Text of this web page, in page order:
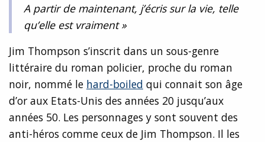
A partir de maintenant, j’écris sur la vie, telle
qu’elle est vraiment »
Jim Thompson s’inscrit dans un sous-genre
littéraire du roman policier, proche du roman
noir, nommé le hard-boiled qui connait son âge
d’or aux Etats-Unis des années 20 jusqu’aux
années 50. Les personnages y sont souvent des
anti-héros comme ceux de Jim Thompson. Il les